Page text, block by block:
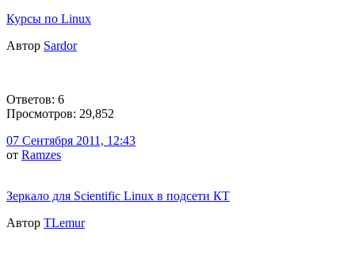
Курсы по Linux
Автор Sardor
Ответов: 6
Просмотров: 29,852
07 Сентября 2011, 12:43
от Ramzes
Зеркало для Scientific Linux в подсети КТ
Автор TLemur